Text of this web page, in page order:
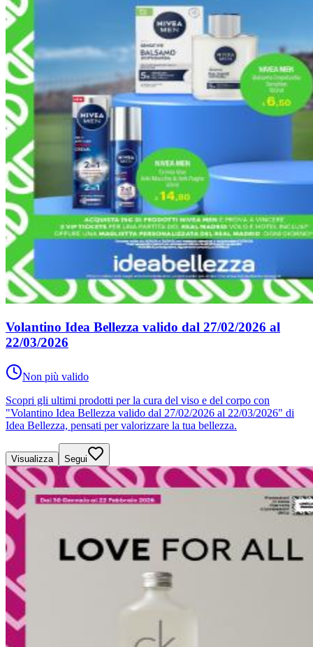
Volantino Idea Bellezza valido dal 27/02/2026 al
22/03/2026
Non più valido
Scopri gli ultimi prodotti per la cura del viso e del corpo con
"Volantino Idea Bellezza valido dal 27/02/2026 al 22/03/2026" di
Idea Bellezza, pensati per valorizzare la tua bellezza.
Visualizza Segui